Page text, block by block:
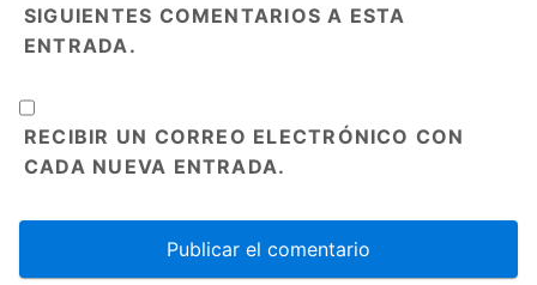
SIGUIENTES COMENTARIOS A ESTA
ENTRADA.
RECIBIR UN CORREO ELECTRÓNICO CON
CADA NUEVA ENTRADA.